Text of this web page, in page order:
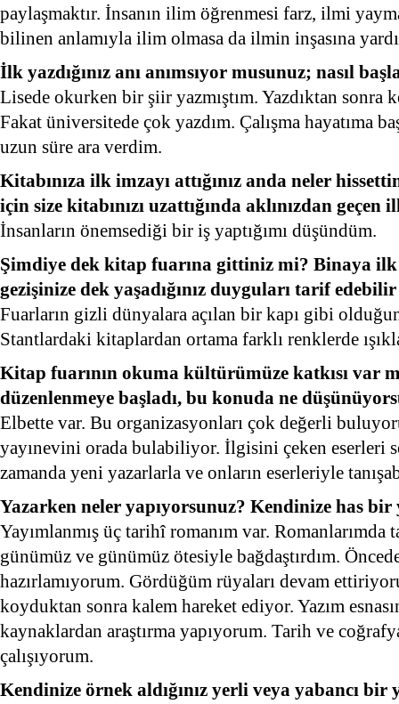
paylaşmaktır. İnsanın ilim öğrenmesi farz, ilmi
bilinen anlamıyla ilim olmasa da ilmin inşasına
İlk yazdığınız anı anımsıyor musunuz; nasıl
Lisede okurken bir şiir yazmıştım. Yazdıktan sonra
Fakat üniversitede çok yazdım. Çalışma hayatıma
uzun süre ara verdim.
Kitabınıza ilk imzayı attığınız anda neler
için size kitabınızı uzattığında aklınızdan
İnsanların önemsediği bir iş yaptığımı düşündüm.
Şimdiye dek kitap fuarına gittiniz mi? Binaya
gezişinize dek yaşadığınız duyguları tarif
Fuarların gizli dünyalara açılan bir kapı gibi
Stantlardaki kitaplardan ortama farklı renklerde
Kitap fuarının okuma kültürümüze katkısı var
düzenlenmeye başladı, bu konuda ne
Elbette var. Bu organizasyonları çok değerli
yayınevini orada bulabiliyor. İlgisini çeken eserleri
zamanda yeni yazarlarla ve onların eserleriyle
Yazarken neler yapıyorsunuz? Kendinize has
Yayımlanmış üç tarihî romanım var.
günümüz ve günümüz ötesiyle bağdaştırdım.
hazırlamıyorum. Gördüğüm rüyaları devam
koyduktan sonra kalem hareket ediyor. Yazım
kaynaklardan araştırma yapıyorum. Tarih ve
çalışıyorum.
Kendinize örnek aldığınız yerli veya yabancı bir